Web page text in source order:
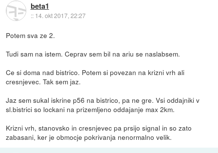
beta1
:: 14. okt 2017, 22:27
Potem sva ze 2.
Tudi sam na istem. Ceprav sem bil na ariu se naslabsem.
Ce si doma nad bistrico. Potem si povezan na krizni vrh ali
cresnjevec. Tak sem jaz.
Jaz sem sukal iskrine p56 na bistrico, pa ne gre. Vsi oddajniki v
sl.bistrici so lockani na prizemljeno oddajanje max 2km.
Krizni vrh, stanovsko in cresnjevec pa prsijo signal in so zato
zabasani, ker je obmocje pokrivanja nenormalno velik.